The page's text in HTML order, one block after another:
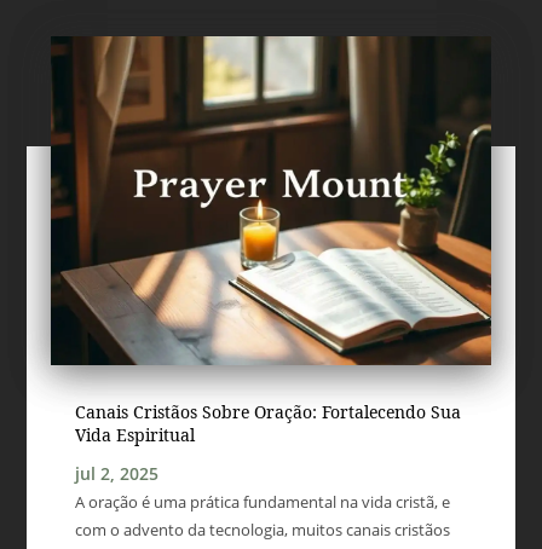
Canais Cristãos Sobre Oração: Fortalecendo Sua
Vida Espiritual
jul 2, 2025
A oração é uma prática fundamental na vida cristã, e
com o advento da tecnologia, muitos canais cristãos